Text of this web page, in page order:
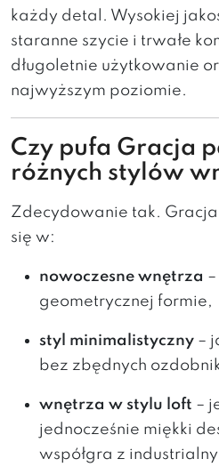
każdy detal. Wysokiej
staranne szycie i trwałe
długoletnie użytkowanie
najwyższym poziomie.
Czy pufa Gracja
różnych stylów
Zdecydowanie tak.
się w:
nowoczesne wnętrza
geometrycznej formie,
styl minimalistyczny –
bez zbędnych
wnętrza w stylu loft –
jednocześnie miękki
współgra z